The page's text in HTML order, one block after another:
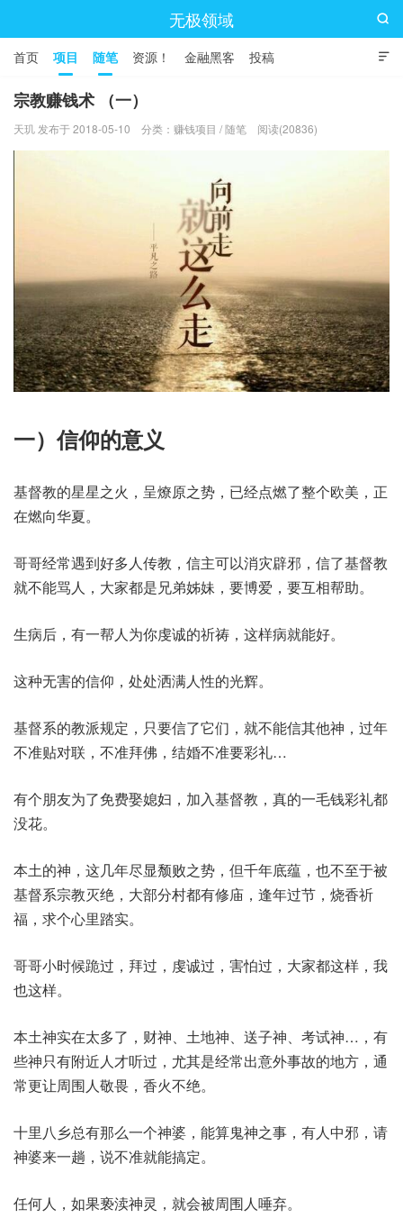
无极领域

首页 项目 随笔 资源！ 金融黑客 投稿

宗教赚钱术 （一）
天玑 发布于 2018-05-10 分类： 赚钱项目 /随笔 阅读(20836)
一）信仰的意义
基督教的星星之火，呈燎原之势，已经点燃了整个欧美，正
在燃向华夏。
哥哥经常遇到好多人传教，信主可以消灾辟邪，信了基督教
就不能骂人，大家都是兄弟姊妹，要博爱，要互相帮助。
生病后，有一帮人为你虔诚的祈祷，这样病就能好。
这种无害的信仰，处处洒满人性的光辉。
基督系的教派规定，只要信了它们，就不能信其他神，过年
不准贴对联，不准拜佛，结婚不准要彩礼…
有个朋友为了免费娶媳妇，加入基督教，真的一毛钱彩礼都
没花。
本土的神，这几年尽显颓败之势，但千年底蕴，也不至于被
基督系宗教灭绝，大部分村都有修庙，逢年过节，烧香祈
福，求个心里踏实。
哥哥小时候跪过，拜过，虔诚过，害怕过，大家都这样，我
也这样。
本土神实在太多了，财神、土地神、送子神、考试神…，有
些神只有附近人才听过，尤其是经常出意外事故的地方，通
常更让周围人敬畏，香火不绝。
十里八乡总有那么一个神婆，能算鬼神之事，有人中邪，请
神婆来一趟，说不准就能搞定。
任何人，如果亵渎神灵，就会被周围人唾弃。